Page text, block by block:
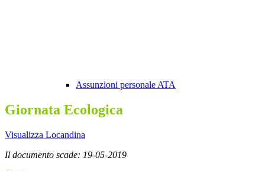
Assunzioni personale ATA
Giornata Ecologica
Visualizza Locandina
Il documento scade: 19-05-2019